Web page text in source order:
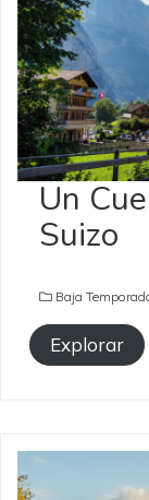
Un
Suizo
Baja
Explorar